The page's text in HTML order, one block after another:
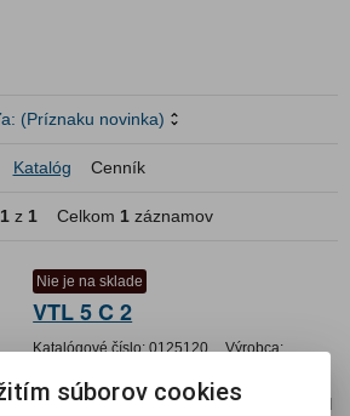
(Príznaku novinka)
Katalóg Cenník
1 z 1 Celkom 1 záznamov
Nie je na sklade
VTL 5 C 2
Katalógové číslo: 0125120 Výrobca:
Záruka (mesiacov):
24
Termín dodania(prac.dni)-platí pre sklad
súborov cookies